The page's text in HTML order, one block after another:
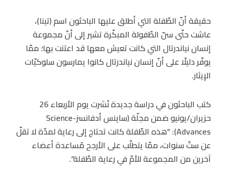
حقيقة أنّ الطّفلة التي أطلق عليها الباحثون اسم (تينا)،
عاشت حتّى سنّ الطّفولة المبكّرة تشير إلى أنّ مجموعة
إنسان نياندرتال التي كانت تعيش معها قد اعتنت بها؛ ممّا
يوفّر دليلًا على أنّ إنسان نياندرتال كانوا يمارسون سلوكيّات
الإيثار.
كتب الباحثون في دراسة جديدة نُشرت يوم الأربعاء 26
حزيران/يونيو ضمن مجلّة (ساينس أدفانسز-Science
Advances): “هذه الطّفلة كانت تحتاج إلى رعاية لمدّة لا تقلّ
عن ستّ سنوات، ممّا يتطلّب على الأرجح مُساعدة أعضاء
آخرين من المجموعة للأمّ في رعاية الطّفلة”.